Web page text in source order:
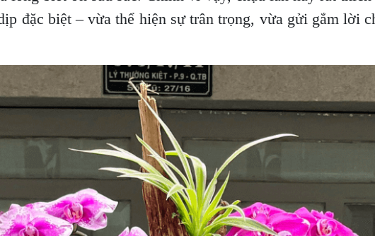
đặc biệt – vừa thể hiện sự trân trọng, vừa gửi gắm lời